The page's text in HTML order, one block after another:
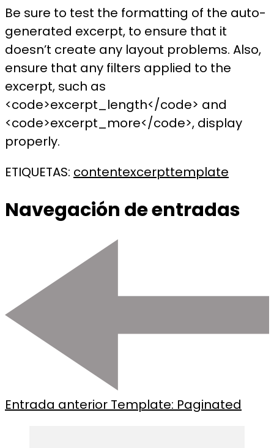
Be sure to test the formatting of the auto-
generated excerpt, to ensure that it
doesn’t create any layout problems. Also,
ensure that any filters applied to the
excerpt, such as
<code>excerpt_length</code> and
<code>excerpt_more</code>, display
properly.
ETIQUETAS: contentexcerpttemplate
Navegación de entradas
Entrada anterior Template: Paginated